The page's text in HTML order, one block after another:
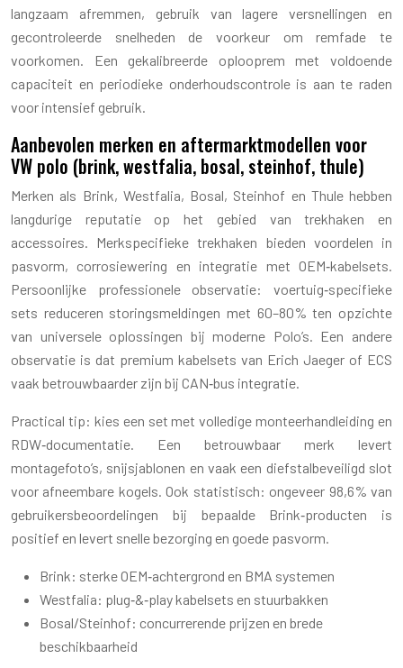
langzaam afremmen, gebruik van lagere versnellingen en
gecontroleerde snelheden de voorkeur om remfade te
voorkomen. Een gekalibreerde oplooprem met voldoende
capaciteit en periodieke onderhoudscontrole is aan te raden
voor intensief gebruik.
Aanbevolen merken en aftermarktmodellen voor
VW polo (brink, westfalia, bosal, steinhof, thule)
Merken als Brink, Westfalia, Bosal, Steinhof en Thule hebben
langdurige reputatie op het gebied van trekhaken en
accessoires. Merkspecifieke trekhaken bieden voordelen in
pasvorm, corrosiewering en integratie met OEM‑kabelsets.
Persoonlijke professionele observatie: voertuig‑specifieke
sets reduceren storingsmeldingen met 60–80% ten opzichte
van universele oplossingen bij moderne Polo’s. Een andere
observatie is dat premium kabelsets van Erich Jaeger of ECS
vaak betrouwbaarder zijn bij CAN‑bus integratie.
Practical tip: kies een set met volledige monteerhandleiding en
RDW‑documentatie. Een betrouwbaar merk levert
montagefoto’s, snijsjablonen en vaak een diefstalbeveiligd slot
voor afneembare kogels. Ook statistisch: ongeveer 98,6% van
gebruikersbeoordelingen bij bepaalde Brink‑producten is
positief en levert snelle bezorging en goede pasvorm.
Brink: sterke OEM‑achtergrond en BMA systemen
Westfalia: plug‑&‑play kabelsets en stuurbakken
Bosal/Steinhof: concurrerende prijzen en brede
beschikbaarheid